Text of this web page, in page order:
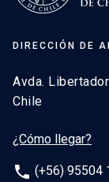
DIRECCIÓN DE
Avda.
Chile
¿Cómo llegar?
phone (+56) 95504